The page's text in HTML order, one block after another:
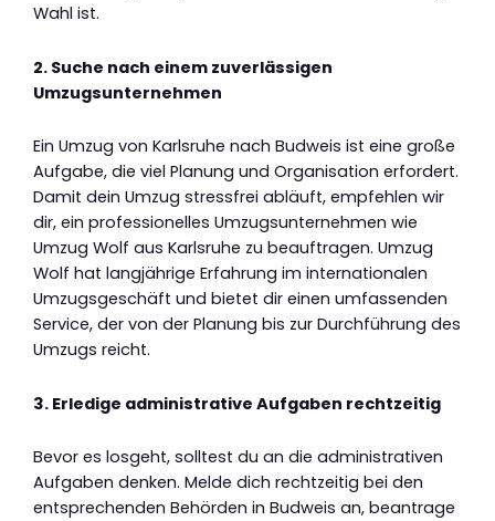
Wahl ist.
2. Suche nach einem zuverlässigen
Umzugsunternehmen
Ein Umzug von Karlsruhe nach Budweis ist eine große
Aufgabe, die viel Planung und Organisation erfordert.
Damit dein Umzug stressfrei abläuft, empfehlen wir
dir, ein professionelles Umzugsunternehmen wie
Umzug Wolf aus Karlsruhe zu beauftragen. Umzug
Wolf hat langjährige Erfahrung im internationalen
Umzugsgeschäft und bietet dir einen umfassenden
Service, der von der Planung bis zur Durchführung des
Umzugs reicht.
3. Erledige administrative Aufgaben rechtzeitig
Bevor es losgeht, solltest du an die administrativen
Aufgaben denken. Melde dich rechtzeitig bei den
entsprechenden Behörden in Budweis an, beantrage